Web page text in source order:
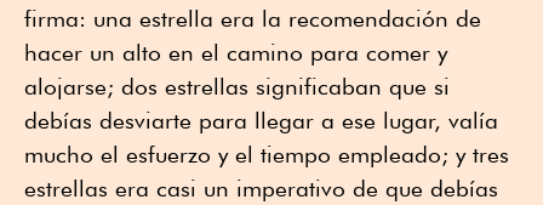
firma: una estrella era la recomendación de
hacer un alto en el camino para comer y
alojarse; dos estrellas significaban que si
debías desviarte para llegar a ese lugar, valía
mucho el esfuerzo y el tiempo empleado; y tres
estrellas era casi un imperativo de que debías